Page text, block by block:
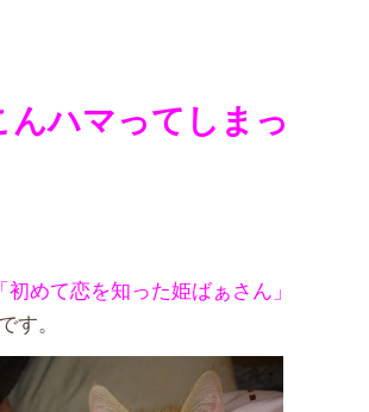
んハマってしまっ
「初めて恋を知った姫ばぁさん」
す。